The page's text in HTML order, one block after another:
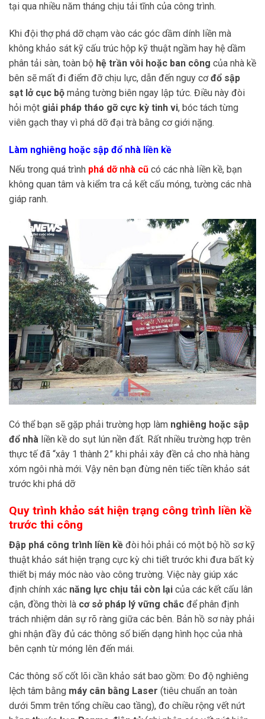
tại qua nhiều năm tháng chịu tải tĩnh của công trình.
Khi đội thợ phá dỡ chạm vào các góc dầm dính liền mà
không khảo sát kỹ cấu trúc hộp kỹ thuật ngầm hay hệ dầm
phân tải sàn, toàn bộ hệ trần vôi hoặc ban công của nhà kề
bên sẽ mất đi điểm đỡ chịu lực, dẫn đến nguy cơđổ sập
sạt lở cục bộ mảng tường biên ngay lập tức. Điều này đòi
hỏi một giải pháp tháo gỡ cực kỳ tinh vi, bóc tách từng
viên gạch thay vì phá dỡ đại trà bằng cơ giới nặng.
Làm nghiêng hoặc sập đổ nhà liền kề
Nếu trong quá trình phá dỡ nhà cũ có các nhà liền kề, bạn
không quan tâm và kiểm tra cả kết cấu móng, tường các nhà
giáp ranh.
Có thể bạn sẽ gặp phải trường hợp làm nghiêng hoặc sập
đổ nhà liền kề do sụt lún nền đất. Rất nhiều trường hợp trên
thực tế đã “xây 1 thành 2” khi phải xây đền cả cho nhà hàng
xóm ngôi nhà mới. Vậy nên bạn đừng nên tiếc tiền khảo sát
trước khi phá dỡ
Quy trình khảo sát hiện trạng công trình liền kề
trước thi công
Đập phá công trình liền kề đòi hỏi phải có một bộ hồ sơ kỹ
thuật khảo sát hiện trạng cực kỳ chi tiết trước khi đưa bất kỳ
thiết bị máy móc nào vào công trường. Việc này giúp xác
định chính xác năng lực chịu tải còn lại của các kết cấu lân
cận, đồng thời là cơ sở pháp lý vững chắc để phân định
trách nhiệm dân sự rõ ràng giữa các bên. Bản hồ sơ này phải
ghi nhận đầy đủ các thông số biến dạng hình học của nhà
bên cạnh từ móng lên đến mái.
Các thông số cốt lõi cần khảo sát bao gồm: Đo độ nghiêng
lệch tâm bằng máy cân bằng Laser (tiêu chuẩn an toàn
dưới 5mm trên tổng chiều cao tầng), đo chiều rộng vết nứt